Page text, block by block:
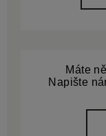
Máte
Napište